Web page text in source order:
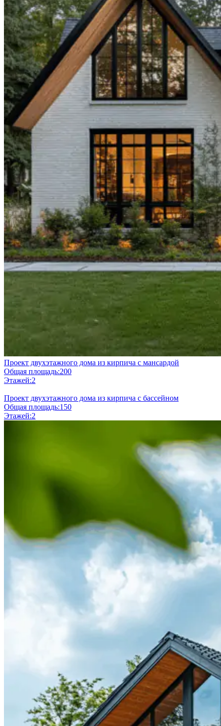
Проект двухэтажного дома из кирпича с мансардой
Общая площадь:200
Этажей:2
Проект двухэтажного дома из кирпича с бассейном
Общая площадь:150
Этажей:2